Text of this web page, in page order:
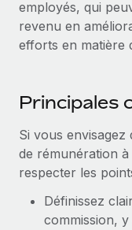
employés, qui
revenu en
efforts en matière
Principales
Si vous
de rémunération
respecter les
Définissez
commission,